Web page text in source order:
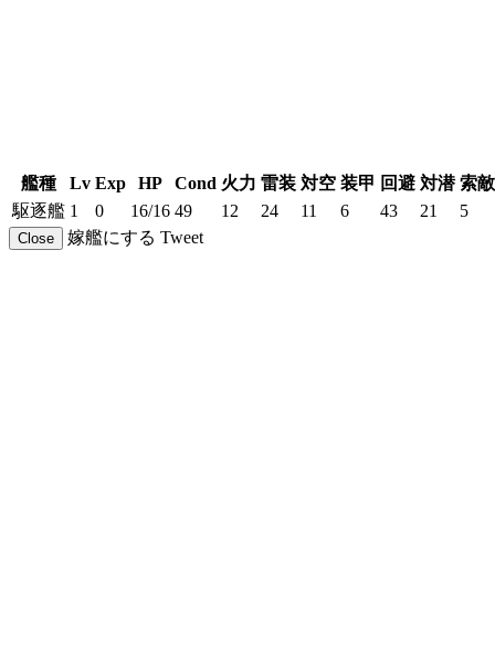
艦種 Lv Exp HP Cond 火力 雷装 対空 装甲 回避 対潜 索敵
駆逐艦 1 0 16/16 49 12 24 11 6 43 21 5
Close 嫁艦にする Tweet